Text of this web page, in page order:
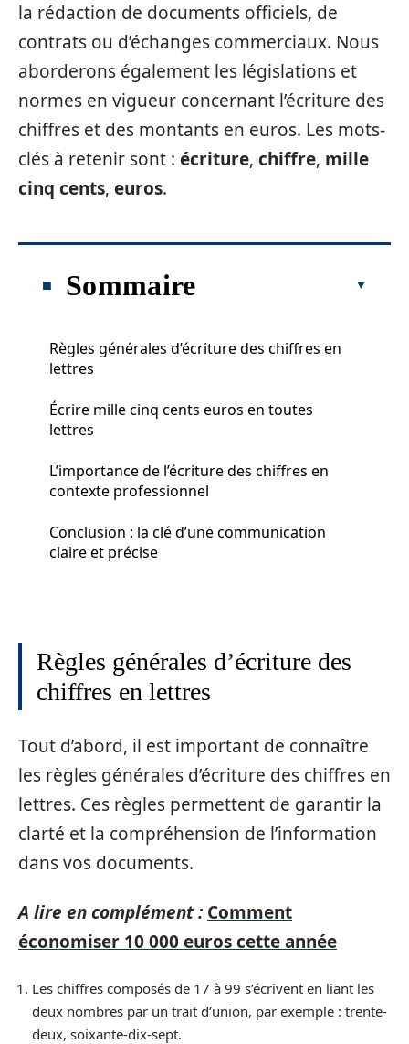
la rédaction de documents officiels, de
contrats ou d’échanges commerciaux. Nous
aborderons également les législations et
normes en vigueur concernant l’écriture des
chiffres et des montants en euros. Les mots-
clés à retenir sont : écriture, chiffre, mille
cinq cents, euros.
Sommaire
Règles générales d’écriture des chiffres en
lettres
Écrire mille cinq cents euros en toutes
lettres
L’importance de l’écriture des chiffres en
contexte professionnel
Conclusion : la clé d’une communication
claire et précise
Règles générales d’écriture des
chiffres en lettres
Tout d’abord, il est important de connaître
les règles générales d’écriture des chiffres en
lettres. Ces règles permettent de garantir la
clarté et la compréhension de l’information
dans vos documents.
A lire en complément : Comment
économiser 10 000 euros cette année
Les chiffres composés de 17 à 99 s’écrivent en liant les
deux nombres par un trait d’union, par exemple : trente-
deux, soixante-dix-sept.